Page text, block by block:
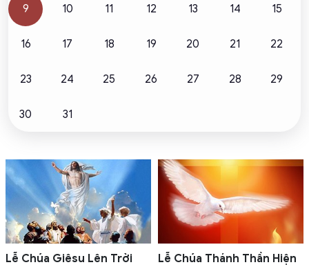
9 10 11 12 13 14 15
16 17 18 19 20 21 22
23 24 25 26 27 28 29
30 31
Lễ Chúa Giêsu Lên Trời
Lễ Chúa Thánh Thần Hiện